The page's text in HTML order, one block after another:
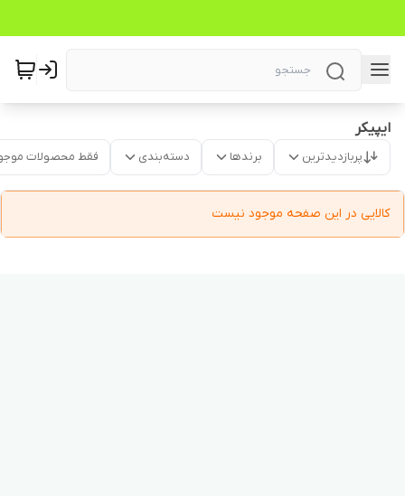
ایپیکر
پربازدیدترین برندها دسته‌بندی فقط محصولات
کالایی در این صفحه موجود نیست